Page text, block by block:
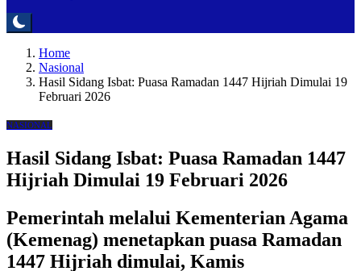
Home
Nasional
Hasil Sidang Isbat: Puasa Ramadan 1447 Hijriah Dimulai 19
Februari 2026
NASIONAL
Hasil Sidang Isbat: Puasa Ramadan 1447
Hijriah Dimulai 19 Februari 2026
Pemerintah melalui Kementerian Agama
(Kemenag) menetapkan puasa Ramadan
1447 Hijriah dimulai, Kamis